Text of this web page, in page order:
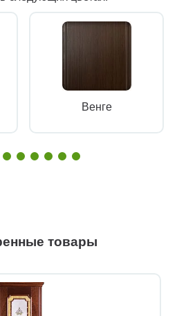
Венге
товары